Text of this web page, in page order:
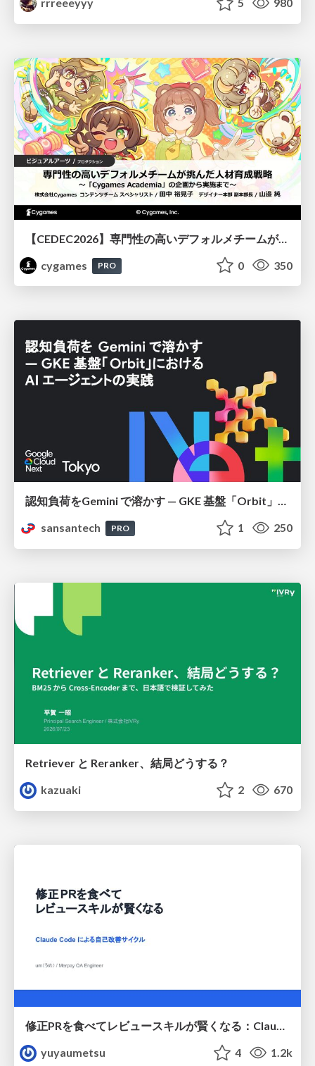
【CEDEC2026】専門性の高いデフォルメチームが挑んだ人材育成戦略 〜Cygames Academiaの企画から実施まで〜
cygames
PRO 0 350
認知負荷をGemini で溶かす — GKE 基盤「Orbit」における AI エージェントの実践
sansantech
PRO 1 250
Retriever と Reranker、結局どうする？
kazuaki
2 670
yuyaumetsu
4 1.2k